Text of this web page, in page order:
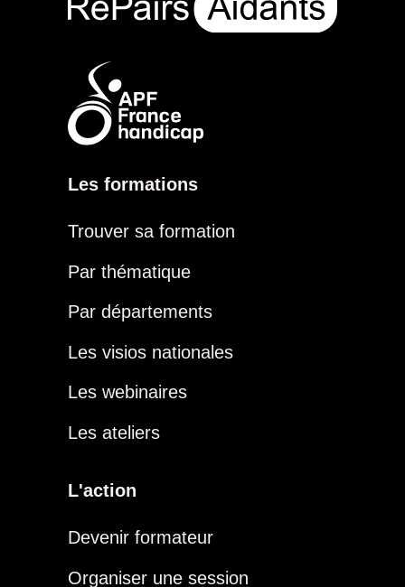
Les formations
Trouver sa formation
Par thématique
Par départements
Les visios nationales
Les webinaires
Les ateliers
L'action
Devenir formateur
Organiser une session